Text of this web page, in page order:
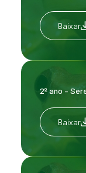
Baixar
2º ano –
Baixar